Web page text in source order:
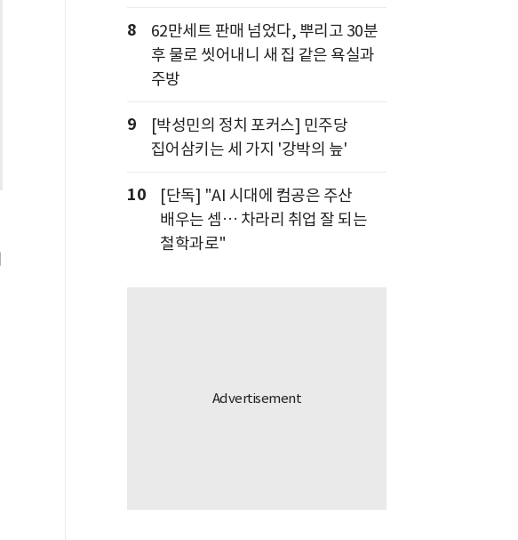
8
62만세트 판매 넘었다, 뿌리고 30분
후 물로 씻어내니 새 집 같은 욕실과
주방
9
[박성민의 정치 포커스] 민주당
집어삼키는 세 가지 '강박의 늪'
10
[단독] "AI 시대에 컴공은 주산
배우는 셈… 차라리 취업 잘 되는
철학과로"